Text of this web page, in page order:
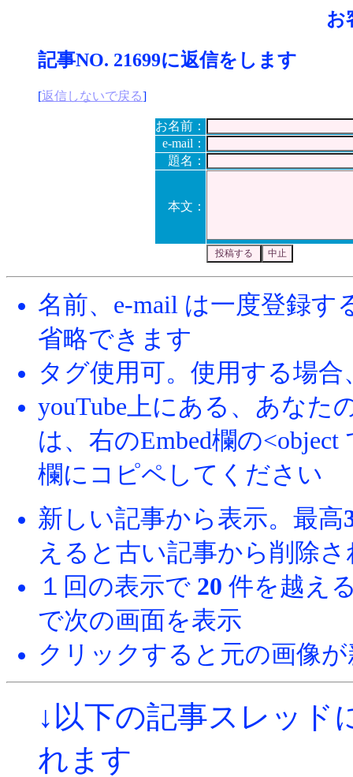
お
記事NO. 21699に返信をします
[返信しないで戻る]
お名前：
e-mail：
題名：
本文：
名前、e-mail は一度登録
省略できます
タグ使用可。使用する場
youTube上にある、あなた
は、右のEmbed欄の
欄にコピペしてください
新しい記事から表示。最高
えると古い記事から削除
１回の表示で 20 件を越え
で次の画面を表示
クリックすると元の画像
↓以下の記事スレッド
れます